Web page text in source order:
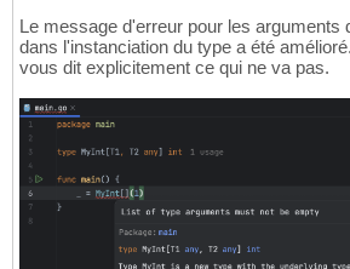
Le message d'erreur pour les arguments
dans l'instanciation du type a été
vous dit explicitement ce qui ne va pas.